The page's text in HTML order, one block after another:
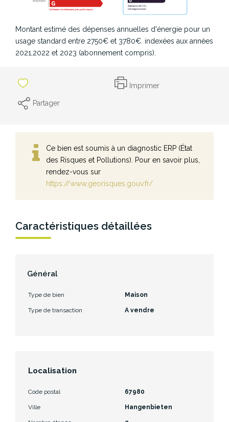
Montant estimé des dépenses annuelles d'énergie pour un
usage standard entre 2750€ et 3780€. indexées aux années
2021,2022 et 2023 (abonnement compris).
Imprimer
Partager
Ce bien est soumis à un diagnostic ERP (État
des Risques et Pollutions). Pour en savoir plus,
rendez-vous sur
https://www.georisques.gouv.fr/
Caractéristiques détaillées
Général
Type de bien Maison
Type de transaction A vendre
Localisation
Code postal 67980
Ville Hangenbieten